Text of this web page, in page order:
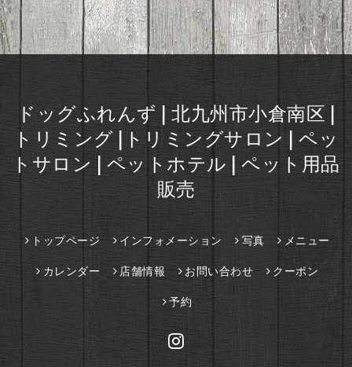
ドッグふれんず | 北九州市小倉南区 |
トリミング |トリミングサロン | ペッ
トサロン | ペットホテル | ペット用品
販売
トップページ インフォメーション 写真 メニュー
カレンダー 店舗情報 お問い合わせ クーポン
予約